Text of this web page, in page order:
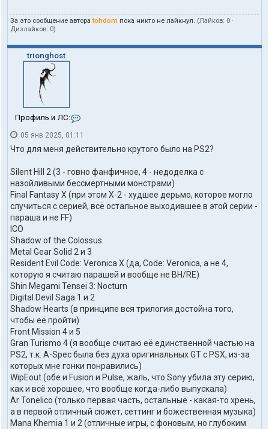
За это сообщение автораtohdom пока никто не лайкнул. (Лайков: 0 ·
Дизлайков: 0)
trionghost
Профиль и ЛС:
н
т
а
т
ы
п
о
о
в
а
е
л
я
t
n
g
h
o
s
t
05 янв 2025, 01:11
Что для меня действительно крутого было на PS2?
Silent Hill 2 (3 - говно фанфичное, 4 - недоделка с
назойливыми бессмертными монстрами)
Final Fantasy X (при этом Х-2 - худшее дерьмо, которое могло
случиться с серией, всё остальное выходившее в этой серии -
параша и не FF)
ICO
Shadow of the Colossus
Metal Gear Solid 2 и 3
Resident Evil Code: Veronica X (да, Code: Veronica, а не 4,
которую я считаю парашей и вообще не BH/RE)
Shin Megami Tensei 3: Nocturn
Digital Devil Saga 1 и 2
Shadow Hearts (в принципе вся трилогия достойна того,
чтобы её пройти)
Front Mission 4 и 5
Gran Turismo 4 (я вообще считаю её единственной частью на
PS2, т.к. A-Spec была без духа оригинальных GT с PSX, из-за
которых мне гонки понравились)
WipEout (обе и Fusion и Pulse, жаль, что Sony убила эту серию,
как и всё хорошее, что вообще когда-либо выпускала)
Ar Tonelico (только первая часть, остальные - какая-то хрень,
а в первой отличный сюжет, сеттинг и божественная музыка)
Mana Khemia 1 и 2 (отличные игры, с фоновым, но глубоким